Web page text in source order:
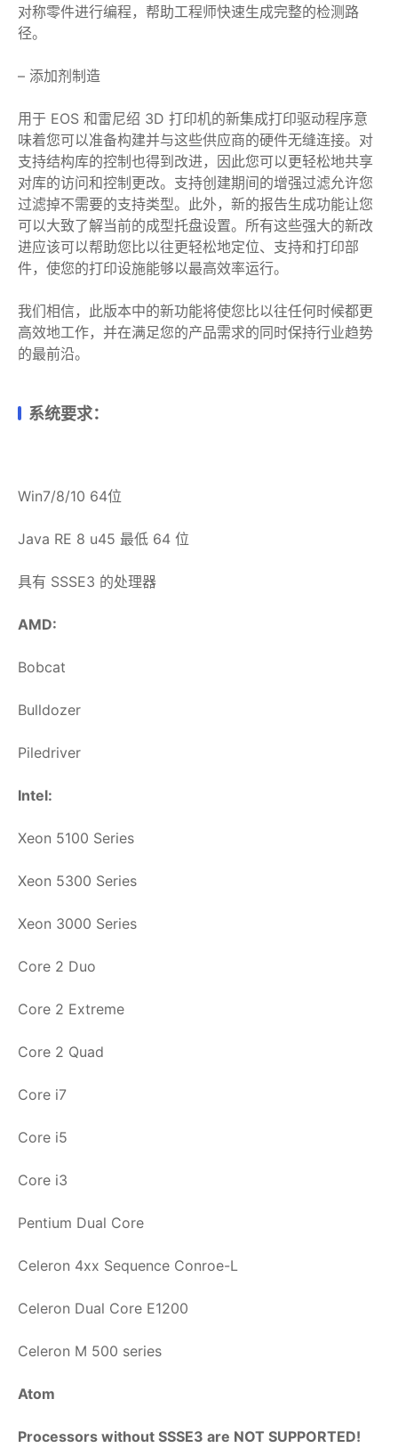
对称零件进行编程，帮助工程师快速生成完整的检测路
径。
– 添加剂制造
用于 EOS 和雷尼绍 3D 打印机的新集成打印驱动程序意
味着您可以准备构建并与这些供应商的硬件无缝连接。对
支持结构库的控制也得到改进，因此您可以更轻松地共享
对库的访问和控制更改。支持创建期间的增强过滤允许您
过滤掉不需要的支持类型。此外，新的报告生成功能让您
可以大致了解当前的成型托盘设置。所有这些强大的新改
进应该可以帮助您比以往更轻松地定位、支持和打印部
件，使您的打印设施能够以最高效率运行。
我们相信，此版本中的新功能将使您比以往任何时候都更
高效地工作，并在满足您的产品需求的同时保持行业趋势
的最前沿。
系统要求：
Win7/8/10 64位
Java RE 8 u45 最低 64 位
具有 SSSE3 的处理器
AMD:
Bobcat
Bulldozer
Piledriver
Intel:
Xeon 5100 Series
Xeon 5300 Series
Xeon 3000 Series
Core 2 Duo
Core 2 Extreme
Core 2 Quad
Core i7
Core i5
Core i3
Pentium Dual Core
Celeron 4xx Sequence Conroe-L
Celeron Dual Core E1200
Celeron M 500 series
Atom
Processors without SSSE3 are NOT SUPPORTED!